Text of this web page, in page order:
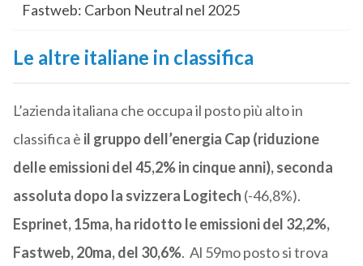
Fastweb: Carbon Neutral nel 2025
Le altre italiane in classifica
L’azienda italiana che occupa il posto più alto in
classifica è il gruppo dell’energia Cap (riduzione
delle emissioni del 45,2% in cinque anni),seconda
assoluta dopo la svizzera Logitech (-46,8%).
Esprinet, 15ma, ha ridotto le emissioni del 32,2%,
Fastweb, 20ma, del 30,6%. Al 59mo posto si trova